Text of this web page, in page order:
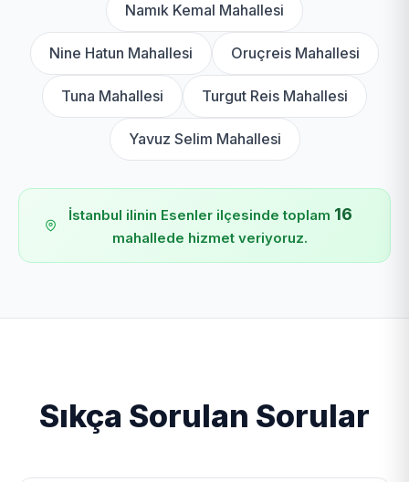
Namık Kemal Mahallesi
Nine Hatun Mahallesi Oruçreis Mahallesi
Tuna Mahallesi Turgut Reis Mahallesi
Yavuz Selim Mahallesi
İstanbul ilinin Esenler ilçesinde toplam 16
mahallede hizmet veriyoruz.
Sıkça Sorulan Sorular